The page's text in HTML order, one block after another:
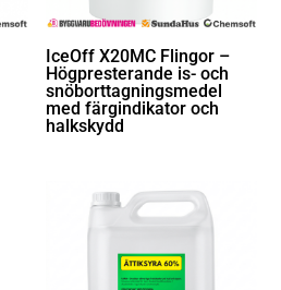
IceOff X20MC Flingor –
Högpresterande is- och
snöborttagningsmedel
med färgindikator och
halkskydd